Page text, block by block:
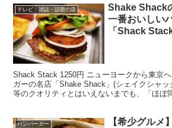
テレビ・雑誌・話題の店
Shake Shack
一番おいしい
「Shack
Shack Stack 1250円 ニューヨークから東京
ガーの名店「Shake Shack」(シェイクシャッ
等のクオリティとはいえないまでも、「ほぼ
ハンバーガー
【希少グルメ